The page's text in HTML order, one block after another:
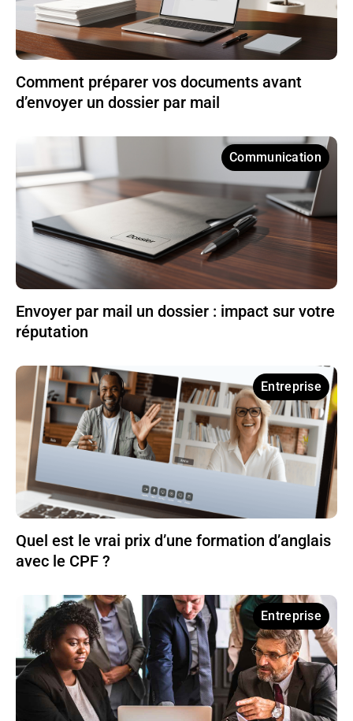
Comment préparer vos documents avant
d’envoyer un dossier par mail
Communication
Envoyer par mail un dossier : impact sur votre
réputation
Entreprise
Quel est le vrai prix d’une formation d’anglais
avec le CPF ?
Entreprise